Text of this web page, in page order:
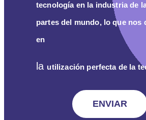
tecnología en la industria de
partes del mundo, lo que nos
en
la utilización perfecta de la
ENVIAR